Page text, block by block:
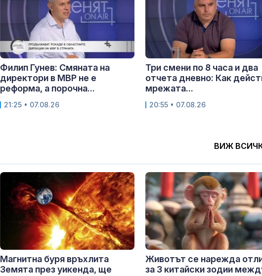
Филип Гунев: Смяната на
директори в МВР не е
реформа, а порочна...
21:25 • 07.08.26
Три смени по 8 часа и два
отчета дневно: Как
мрежата...
20:55 • 07.08.26
ВИЖ
Магнитна буря връхлита
Земята през уикенда, ще
Животът се нарежда
за 3 китайски зодии